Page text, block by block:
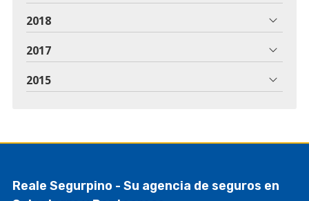
2018
2017
2015
Reale Segurpino - Su agencia de seguros en